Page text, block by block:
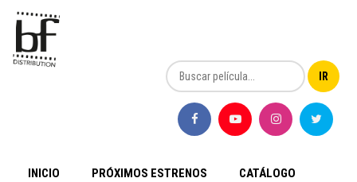
INICIO PRÓXIMOS ESTRENOS CATÁLOGO